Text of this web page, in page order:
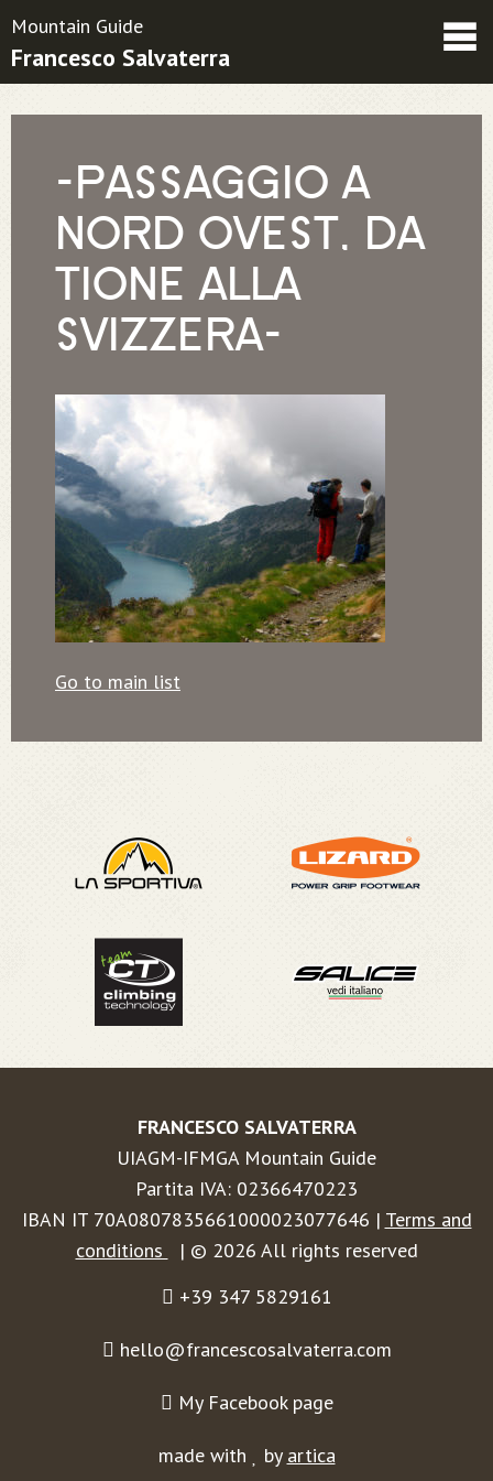
Friends
Mountain Guide
Francesco Salvaterra
-PASSAGGIO A
NORD OVEST, DA
TIONE ALLA
SVIZZERA-
Go to main list
FRANCESCO SALVATERRA
UIAGM-IFMGA Mountain Guide
Partita IVA: 02366470223
IBAN IT 70A0807835661000023077646 | Terms and
conditions
| © 2026 All rights reserved
+39 347 5829161
hello@francescosalvaterra.com
My Facebook page
made with by artica